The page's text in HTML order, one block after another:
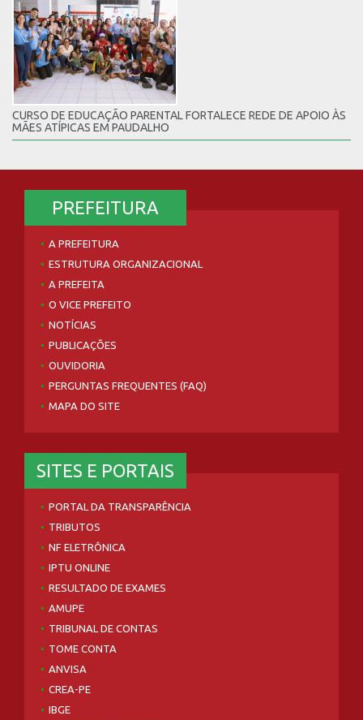
CURSO DE EDUCAÇÃO PARENTAL FORTALECE REDE DE APOIO ÀS
MÃES ATÍPICAS EM PAUDALHO
PREFEITURA
A PREFEITURA
ESTRUTURA ORGANIZACIONAL
A PREFEITA
O VICE PREFEITO
NOTÍCIAS
PUBLICAÇÕES
OUVIDORIA
PERGUNTAS FREQUENTES (FAQ)
MAPA DO SITE
SITES E PORTAIS
PORTAL DA TRANSPARÊNCIA
TRIBUTOS
NF ELETRÔNICA
IPTU ONLINE
RESULTADO DE EXAMES
AMUPE
TRIBUNAL DE CONTAS
TOME CONTA
ANVISA
CREA-PE
IBGE